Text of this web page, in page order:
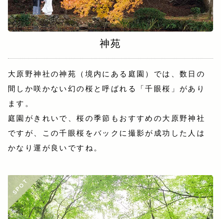
神苑
大原野神社の神苑（境内にある庭園）では、数日の
間しか咲かない幻の桜と呼ばれる「千眼桜」があり
ます。
庭園がきれいで、桜の季節もおすすめの大原野神社
ですが、この千眼桜をバックに撮影が成功した人は
かなり運が良いですね。
SPOT